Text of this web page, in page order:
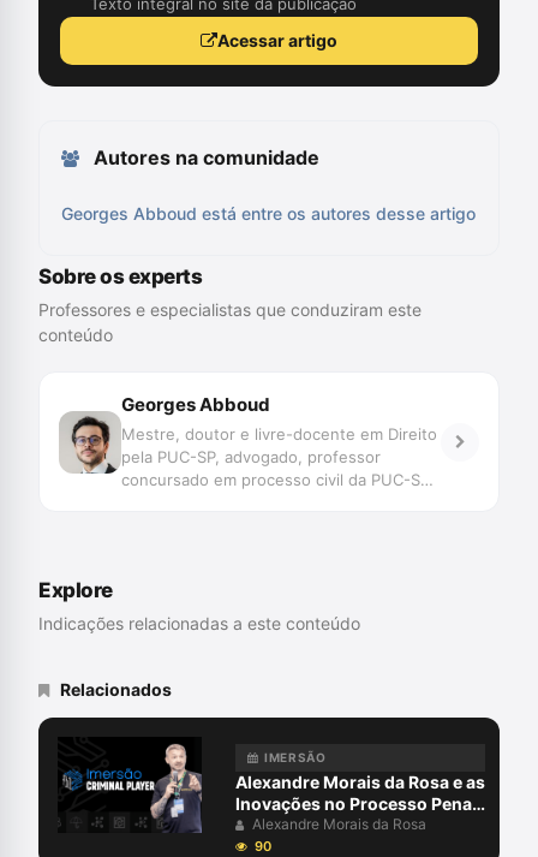
Texto integral no site da publicação
Acessar artigo
Autores na comunidade
Georges Abboud está entre os autores desse artigo
Sobre os experts
Professores e especialistas que conduziram este
conteúdo
Georges Abboud
Mestre, doutor e livre-docente em Direito
pela PUC-SP, advogado, professor
concursado em processo civil da PUC-SP
experiência na advocacia e consultoria em
privado. É consultor jurídico, parecerista e
Também é autor de mais de uma dezena
de livros sobre direito, dentre as quais se
destacam “Direito Constitucional Pós-
Moderno”, “Ativismo Judicial”, “Pareceres”
(atualmente com 3 volumes abrangendo
Explore
Indicações relacionadas a este conteúdo
Relacionados
IMERSÃO
Alexandre Morais da Rosa e as
Inovações no Processo Penal:
Ferramentas Tecnológicas
Alexandre Morais da Rosa
90